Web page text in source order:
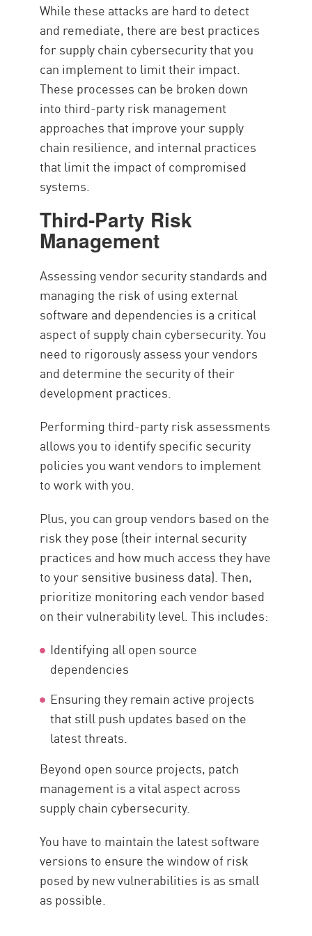
While these attacks are hard to detect
and remediate, there are best practices
for supply chain cybersecurity that you
can implement to limit their impact.
These processes can be broken down
into third-party risk management
approaches that improve your supply
chain resilience, and internal practices
that limit the impact of compromised
systems.
Third-Party Risk
Management
Assessing vendor security standards and
managing the risk of using external
software and dependencies is a critical
aspect of supply chain cybersecurity. You
need to rigorously assess your vendors
and determine the security of their
development practices.
Performing third-party risk assessments
allows you to identify specific security
policies you want vendors to implement
to work with you.
Plus, you can group vendors based on the
risk they pose (their internal security
practices and how much access they have
to your sensitive business data). Then,
prioritize monitoring each vendor based
on their vulnerability level. This includes:
Identifying all open source
dependencies
Ensuring they remain active projects
that still push updates based on the
latest threats.
Beyond open source projects, patch
management is a vital aspect across
supply chain cybersecurity.
You have to maintain the latest software
versions to ensure the window of risk
posed by new vulnerabilities is as small
as possible.